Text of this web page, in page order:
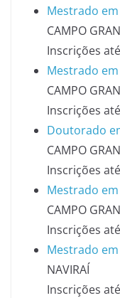
Mestrado
CAMPO
Inscrições
Mestrado
CAMPO
Inscrições
Doutorado
CAMPO
Inscrições
Mestrado
CAMPO
Inscrições
Mestrado
NAVIRAÍ
Inscrições